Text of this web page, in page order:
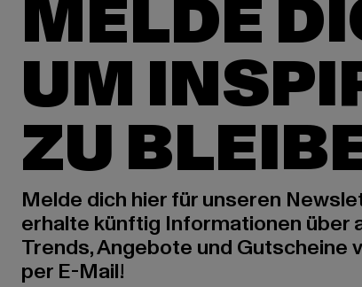
MELDE
UM
ZU
Melde dich hier für unseren
erhalte künftig Informationen über
Trends, Angebote und Gutscheine
per E-Mail!